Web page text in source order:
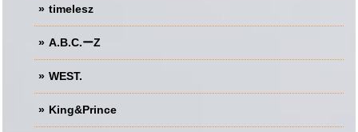
timelesz
A.B.C.ーZ
WEST.
King&Prince